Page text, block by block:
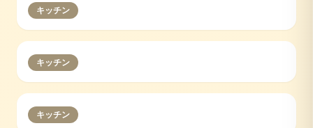
キッチン
キッチン
キッチン